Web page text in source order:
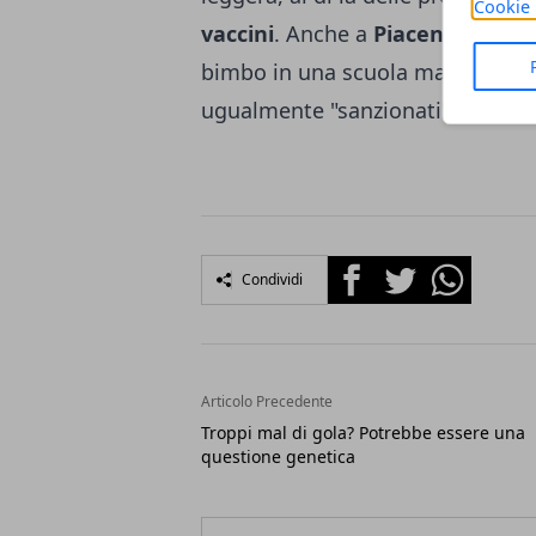
Cookie
vaccini. Anche a Piacenza
bimbo in una scuola materna,
ugualmente "sanzionati" con la
Condividi FacebookTwitterWhatsapp
Articolo Precedente
Troppi mal di gola? Potrebbe essere una
questione genetica